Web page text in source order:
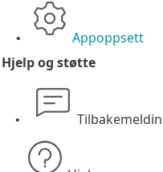
•
Appoppsett
Hjelp og støtte
•